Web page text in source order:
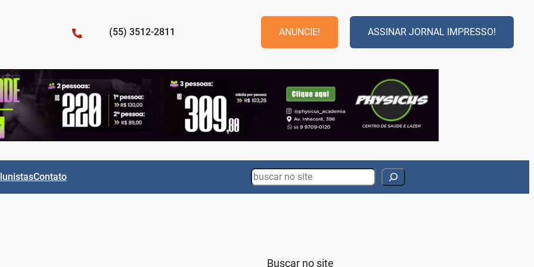
(55) 3512-2811 ANUNCIE! ASSINAR JORNAL IMPRESSO!
Contato Search
Buscar no site